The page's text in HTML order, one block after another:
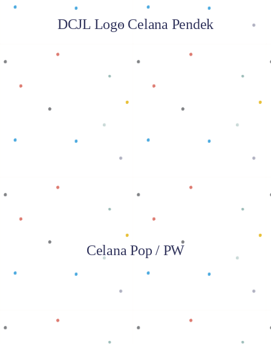
DCJL Logo Celana Pendek
Baca selengkapnya
Celana Pop / PW